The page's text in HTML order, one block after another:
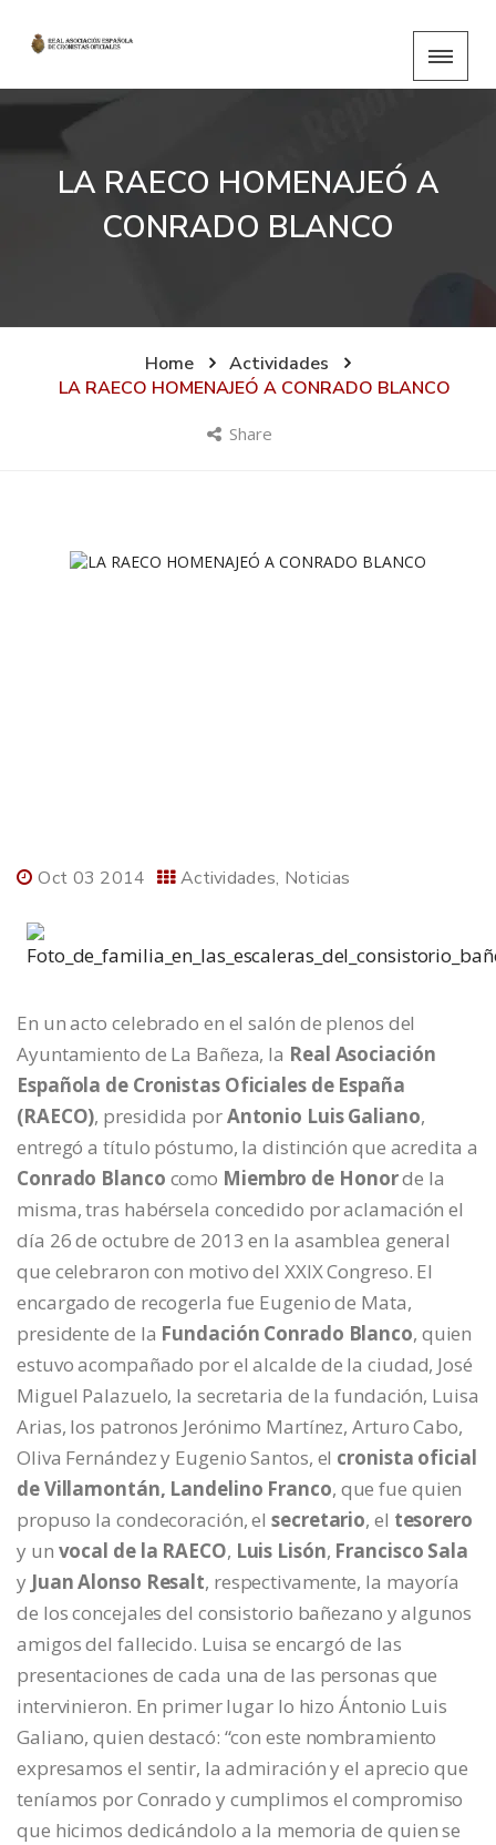
LA RAECO HOMENAJEÓ A
CONRADO BLANCO
Home
Actividades
LA RAECO HOMENAJEÓ A CONRADO BLANCO
Share
Oct 03 2014 Actividades Noticias
En un acto celebrado en el salón de plenos del
Ayuntamiento de La Bañeza, la Real Asociación
Española de Cronistas Oficiales de España
(RAECO), presidida porAntonio Luis Galiano,
entregó a título póstumo, la distinción que acredita a
Conrado Blanco como Miembro de Honorde la
misma, tras habérsela concedido por aclamación el
día 26 de octubre de 2013 en la asamblea general
que celebraron con motivo del XXIX Congreso. El
encargado de recogerla fue Eugenio de Mata,
presidente de la Fundación Conrado Blanco, quien
estuvo acompañado por el alcalde de la ciudad, José
Miguel Palazuelo, la secretaria de la fundación, Luisa
Arias, los patronos Jerónimo Martínez, Arturo Cabo,
Oliva Fernández y Eugenio Santos, el cronista oficial
de Villamontán, Landelino Franco, que fue quien
propuso la condecoración, elsecretario, el tesorero
y un vocal de la RAECO, Luis Lisón, Francisco Sala
y Juan Alonso Resalt, respectivamente, la mayoría
de los concejales del consistorio bañezano y algunos
amigos del fallecido. Luisa se encargó de las
presentaciones de cada una de las personas que
intervinieron. En primer lugar lo hizo Ántonio Luis
Galiano, quien destacó: “con este nombramiento
expresamos el sentir, la admiración y el aprecio que
teníamos por Conrado y cumplimos el compromiso
que hicimos dedicándolo a la memoria de quien se